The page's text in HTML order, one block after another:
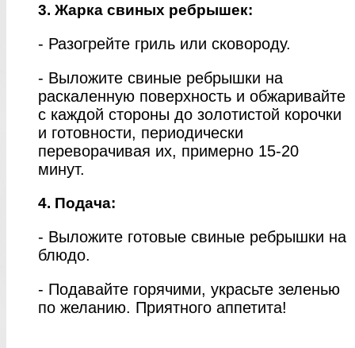
3. Жарка свиных ребрышек:
- Разогрейте гриль или сковороду.
- Выложите свиные ребрышки на
раскаленную поверхность и обжаривайте
с каждой стороны до золотистой корочки
и готовности, периодически
переворачивая их, примерно 15-20
минут.
4. Подача:
- Выложите готовые свиные ребрышки на
блюдо.
- Подавайте горячими, украсьте зеленью
по желанию. Приятного аппетита!